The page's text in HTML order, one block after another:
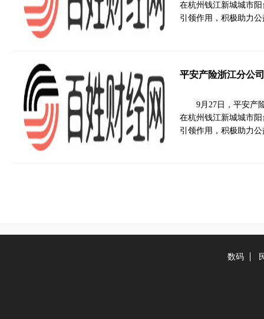
在杭州钱江新城城市
引领作用，积极助力
平安产险浙江分公
9月27日，平安产
在杭州钱江新城城市
引领作用，积极助力
数码